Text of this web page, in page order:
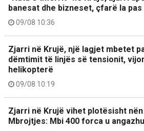
banesat dhe bizneset, çfarë la
09/08 10:36
Zjarri në Krujë, një lagjet mbetet
dëmtimit të linjës së tensionit,
helikopterë
09/08 10:19
Zjarri në Krujë vihet plotësisht
Mbrojtjes: Mbi 400 forca u